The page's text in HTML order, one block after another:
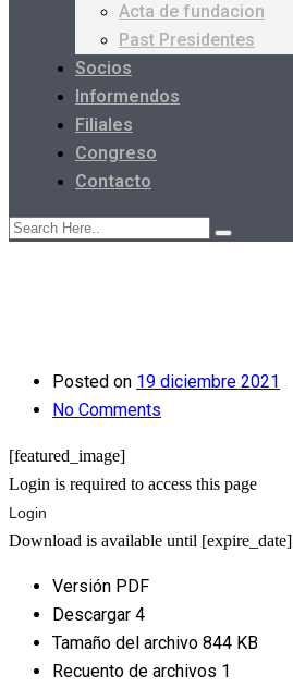
Acta de fundacion
Past Presidentes
Socios
Informendos
Filiales
Congreso
Contacto
Posted on 19 diciembre 2021
No Comments
[featured_image]
Login is required to access this page
Login
Download is available until [expire_date]
Versión PDF
Descargar 4
Tamaño del archivo 844 KB
Recuento de archivos 1